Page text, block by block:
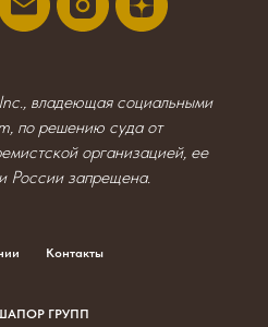
владеющая социальными
по решению суда от
организацией, ее
России запрещена.
Контакты
ГРУПП